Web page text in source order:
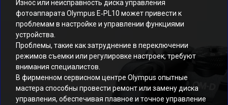
Износ или неисправность диска управления
фотоаппарата Olympus E‑PL10 может привести к
проблемам в настройке и управлении функциями
устройства.
Проблемы, такие как затруднение в переключении
режимов съемки или регулировке настроек, требуют
внимания специалистов.
В фирменном сервисном центре Olympus опытные
мастера способны провести ремонт или замену диска
управления, обеспечивая плавное и точное управление